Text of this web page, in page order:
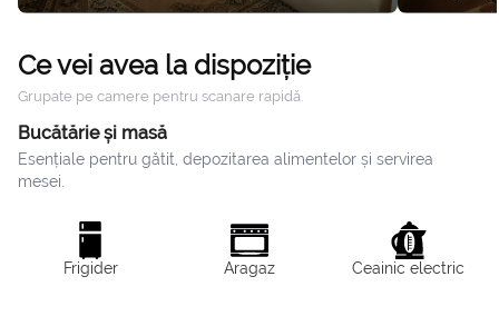
Ce vei avea la dispoziție
Grupate pe camere pentru scanare rapidă.
Bucătărie și masă
Esențiale pentru gătit, depozitarea alimentelor și servirea
mesei.
Frigider Aragaz Ceainic electric